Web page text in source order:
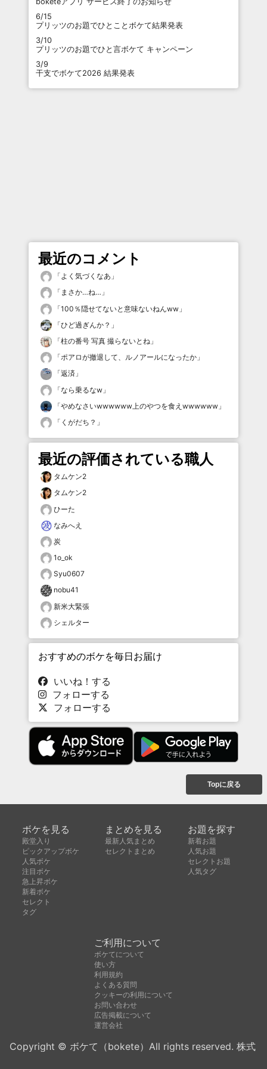
6/15
プリッツのお題でひとことボケて結果発表
3/10
プリッツのお題でひと言ボケて キャンペーン
3/9
干支でボケて2026 結果発表
最近のコメント
「よく気づくなあ 」
「 まさか…ね… 」
「100％隠せてないと意味ないねんww 」
「ひど過ぎんか？ 」
「柱の番号 写真 撮らないとね 」
「ポアロが撤退して、ルノアールになったか 」
「返済 」
「なら乗るなw 」
「やめなさいwwwwww上のやつを食えwwwwww 」
「 くがだち？ 」
最近の評価されている職人
タムケン2
タムケン2
ひーた
なみへえ
炭
1o_ok
Syu0607
nobu41
新米大緊張
シェルター
おすすめのボケを毎日お届け
いいね！する
フォローする
フォローする
Topに戻る
ボケを見る
殿堂入り
ピックアップボケ
人気ボケ
注目ボケ
急上昇ボケ
新着ボケ
セレクト
タグ
まとめを見る
最新人気まとめ
セレクトまとめ
お題を探す
新着お題
人気お題
セレクトお題
人気タグ
ご利用について
ボケてについて
使い方
利用規約
よくある質問
クッキーの利用について
お問い合わせ
広告掲載について
運営会社
Copyright © ボケて（bokete）All rights reserved. 株式